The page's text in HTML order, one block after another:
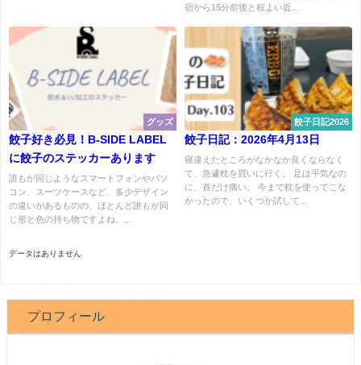
宿から15分前後と程よい近...
グッズ
餃子好き必見！B-SIDE LABEL
に餃子のステッカーあります
誰もが同じようなスマートフォンやパソ
コン、スーツケースなど、多少デザイン
の違いがあるものの、ほとんど誰もが同
じ形と色の持ち物ですよね。...
餃子日記2026
餃子日記：2026年4月13日
寝違えたところがなかなか良くならなく
て、急遽枕を買いに行く。 足は平気なの
に、首だけ痛い。 今まで枕を使ってこな
かったので、いくつか試して...
データはありません
プロフィール